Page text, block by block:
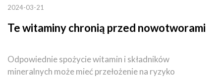
2024-03-21
Te witaminy chronią przed nowotworami
Odpowiednie spożycie witamin i składników
mineralnych może mieć przełożenie na ryzyko